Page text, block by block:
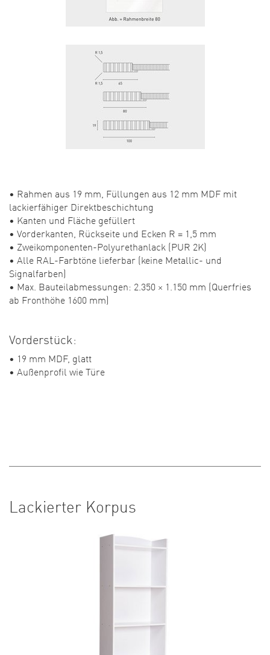
• Rahmen aus 19 mm, Füllungen aus 12 mm MDF mit
lackierfähiger Direktbeschichtung
• Kanten und Fläche gefüllert
• Vorderkanten, Rückseite und Ecken R = 1,5 mm
• Zweikomponenten-Polyurethanlack (PUR 2K)
• Alle RAL-Farbtöne lieferbar (keine Metallic- und
Signalfarben)
• Max. Bauteilabmessungen: 2.350 × 1.150 mm (Querfries
ab Fronthöhe 1600 mm)
Vorderstück:
• 19 mm MDF, glatt
• Außenprofil wie Türe
Lackierter Korpus